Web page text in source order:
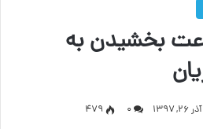
بخشیدن به
آذر ۲۶, ۱۳۹۷ ۰
479